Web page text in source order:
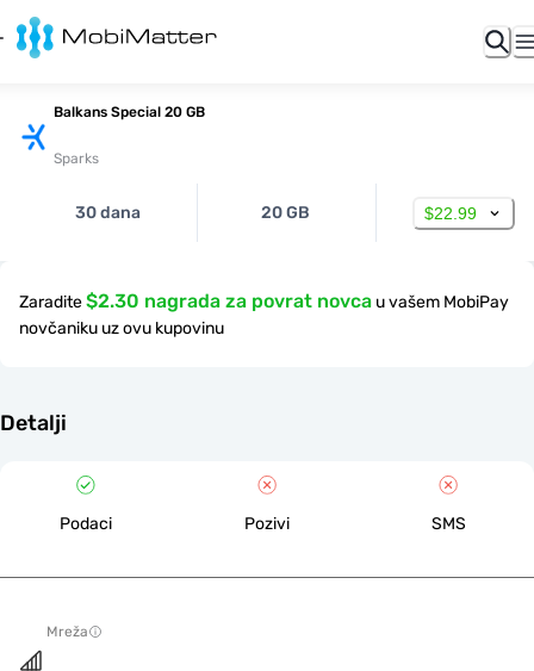
Balkans Special 20 GB
Sparks
30 dana 20 GB $22.99
Zaradite$2.30 nagrada za povrat novca u vašem MobiPay
novčaniku uz ovu kupovinu
Detalji
Podaci Pozivi SMS
Mreža